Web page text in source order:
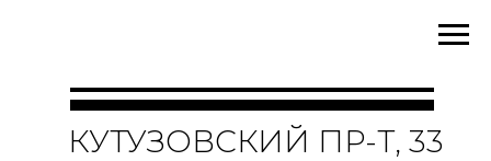
КУТУЗОВСКИЙ ПР-Т, 33